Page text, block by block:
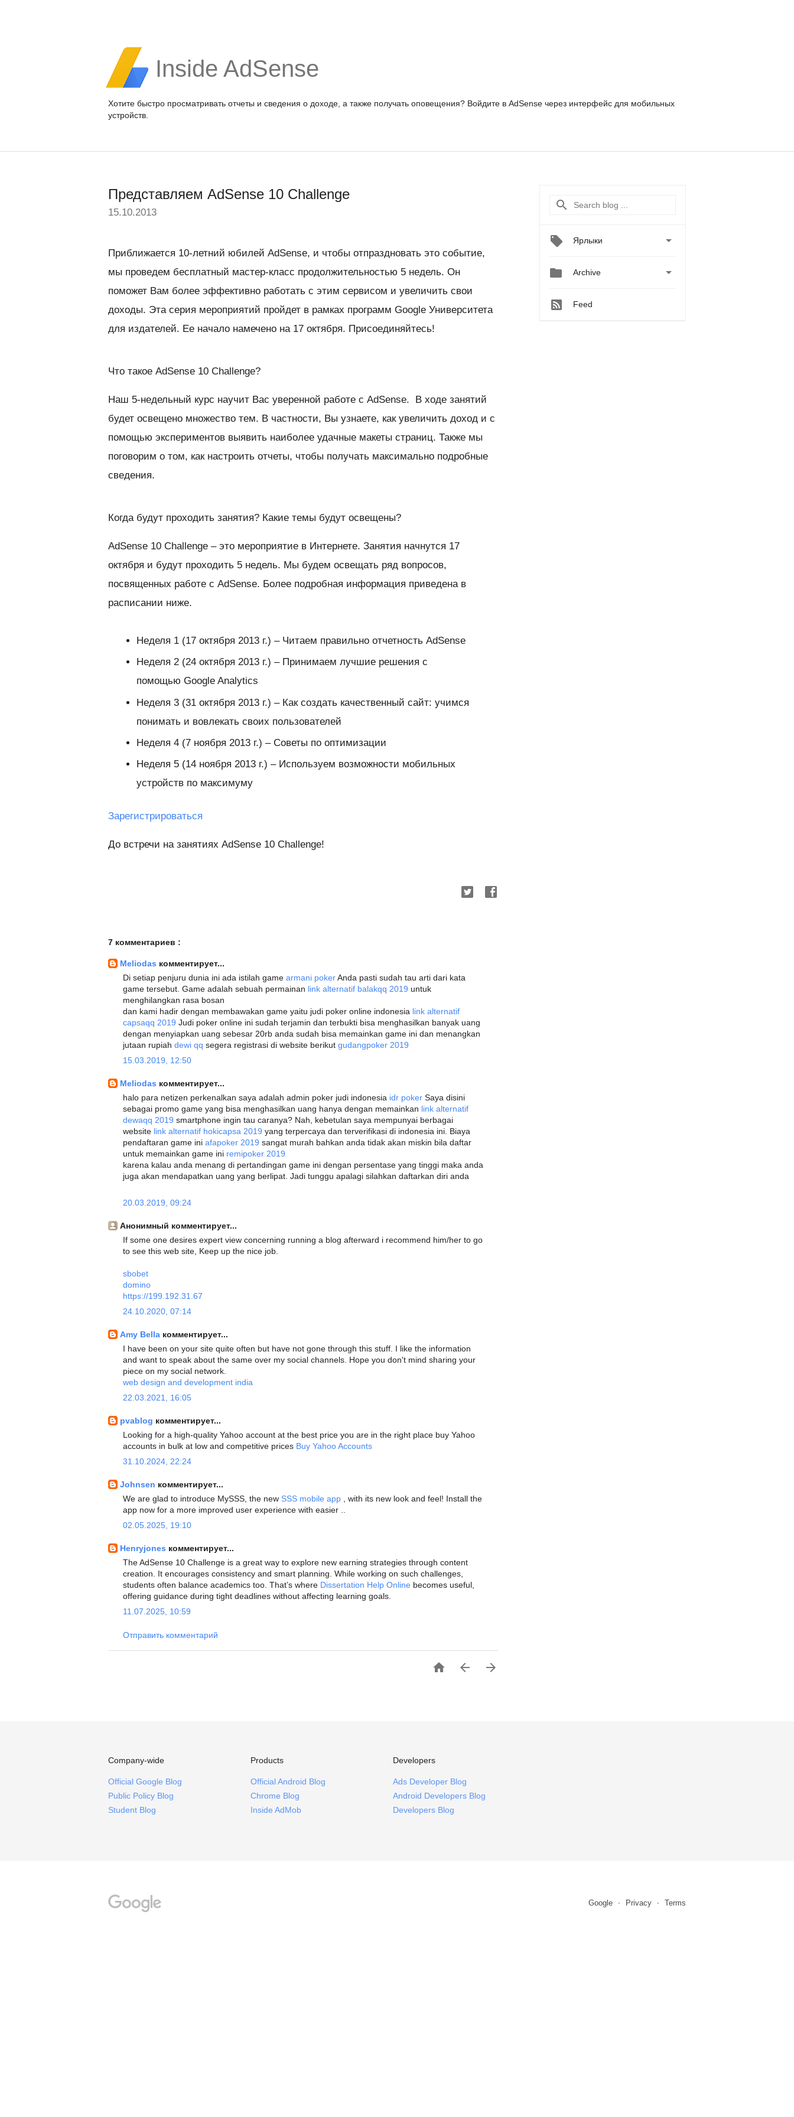
Inside AdSense
Хотите быстро просматривать отчеты и сведения о доходе, а также получать оповещения? Войдите в AdSense через интерфейс для мобильных
устройств.
Представляем AdSense 10 Challenge
15.10.2013
Приближается 10-летний юбилей AdSense, и чтобы отпраздновать это событие,
мы проведем бесплатный мастер-класс продолжительностью 5 недель. Он
поможет Вам более эффективно работать с этим сервисом и увеличить свои
доходы. Эта серия мероприятий пройдет в рамках программ Google Университета
для издателей. Ее начало намечено на 17 октября. Присоединяйтесь!
Что такое AdSense 10 Challenge?
Наш 5-недельный курс научит Вас уверенной работе с AdSense. В ходе занятий
будет освещено множество тем. В частности, Вы узнаете, как увеличить доход и с
помощью экспериментов выявить наиболее удачные макеты страниц. Также мы
поговорим о том, как настроить отчеты, чтобы получать максимально подробные
сведения.
Когда будут проходить занятия? Какие темы будут освещены?
AdSense 10 Challenge – это мероприятие в Интернете. Занятия начнутся 17
октября и будут проходить 5 недель. Мы будем освещать ряд вопросов,
посвященных работе с AdSense. Более подробная информация приведена в
расписании ниже.
Неделя 1 (17 октября 2013 г.) – Читаем правильно отчетность AdSense
Неделя 2 (24 октября 2013 г.) – Принимаем лучшие решения с
помощью Google Analytics
Неделя 3 (31 октября 2013 г.) – Как создать качественный сайт: учимся
понимать и вовлекать своих пользователей
Неделя 4 (7 ноября 2013 г.) – Советы по оптимизации
Неделя 5 (14 ноября 2013 г.) – Используем возможности мобильных
устройств по максимуму
Зарегистрироваться
До встречи на занятиях AdSense 10 Challenge!
7 комментариев :
Meliodas комментирует...
Di setiap penjuru dunia ini ada istilah game armani pokerAnda pasti sudah tau arti dari kata
game tersebut. Game adalah sebuah permainan link alternatif balakqq 2019 untuk
menghilangkan rasa bosan
dan kami hadir dengan membawakan game yaitu judi poker online indonesia link alternatif
capsaqq 2019 Judi poker online ini sudah terjamin dan terbukti bisa menghasilkan banyak uang
dengan menyiapkan uang sebesar 20rb anda sudah bisa memainkan game ini dan menangkan
jutaan rupiah dewi qq segera registrasi di website berikut gudangpoker 2019
15.03.2019, 12:50
Meliodas комментирует...
halo para netizen perkenalkan saya adalah admin poker judi indonesia idr poker Saya disini
sebagai promo game yang bisa menghasilkan uang hanya dengan memainkan link alternatif
dewaqq 2019 smartphone ingin tau caranya? Nah, kebetulan saya mempunyai berbagai
website link alternatif hokicapsa 2019 yang terpercaya dan terverifikasi di indonesia ini. Biaya
pendaftaran game ini afapoker 2019 sangat murah bahkan anda tidak akan miskin bila daftar
untuk memainkan game ini remipoker 2019
karena kalau anda menang di pertandingan game ini dengan persentase yang tinggi maka anda
juga akan mendapatkan uang yang berlipat. Jadi tunggu apalagi silahkan daftarkan diri anda
20.03.2019, 09:24
Анонимный комментирует...
If some one desires expert view concerning running a blog afterward i recommend him/her to go
to see this web site, Keep up the nice job.
sbobet
domino
https://199.192.31.67
24.10.2020, 07:14
Amy Bella комментирует...
I have been on your site quite often but have not gone through this stuff. I like the information
and want to speak about the same over my social channels. Hope you don't mind sharing your
piece on my social network.
web design and development india
22.03.2021, 16:05
pvablog комментирует...
Looking for a high-quality Yahoo account at the best price you are in the right place buy Yahoo
accounts in bulk at low and competitive prices Buy Yahoo Accounts
31.10.2024, 22:24
Johnsen комментирует...
We are glad to introduce MySSS, the new SSS mobile app , with its new look and feel! Install the
app now for a more improved user experience with easier ..
02.05.2025, 19:10
Henryjones комментирует...
The AdSense 10 Challenge is a great way to explore new earning strategies through content
creation. It encourages consistency and smart planning. While working on such challenges,
students often balance academics too. That’s where Dissertation Help Online becomes useful,
offering guidance during tight deadlines without affecting learning goals.
11.07.2025, 10:59
Отправить комментарий
  
Ярлыки 
 Archive 
Feed
Company-wide
Official Google Blog
Public Policy Blog
Student Blog
Products
Official Android Blog
Chrome Blog
Inside AdMob
Developers
Ads Developer Blog
Android Developers Blog
Developers Blog
Google Privacy Terms